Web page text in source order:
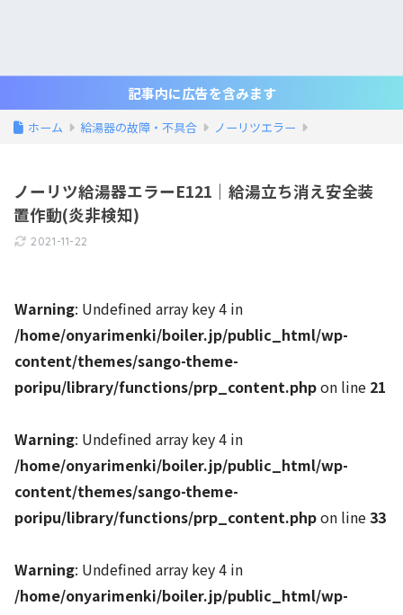
記事内に広告を含みます
ホーム 給湯器の故障・不具合 ノーリツエラー
ノーリツ給湯器エラーE121｜給湯立ち消え安全装
置作動(炎非検知)
2021-11-22
Warning: Undefined array key 4 in
/home/onyarimenki/boiler.jp/public_html/wp-
content/themes/sango-theme-
poripu/library/functions/prp_content.phpon line 21
Warning: Undefined array key 4 in
/home/onyarimenki/boiler.jp/public_html/wp-
content/themes/sango-theme-
poripu/library/functions/prp_content.phpon line33
Warning: Undefined array key 4 in
/home/onyarimenki/boiler.jp/public_html/wp-